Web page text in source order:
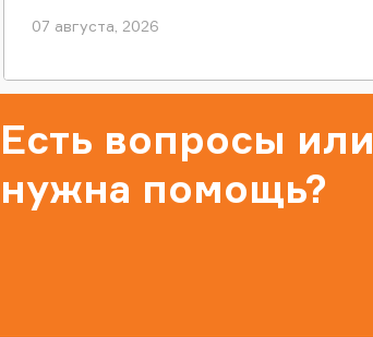
07 августа, 2026
Есть вопросы или
нужна помощь?